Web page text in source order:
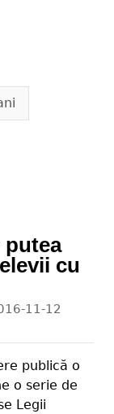
putea
cu
11-12
publică o
o serie de
Legii